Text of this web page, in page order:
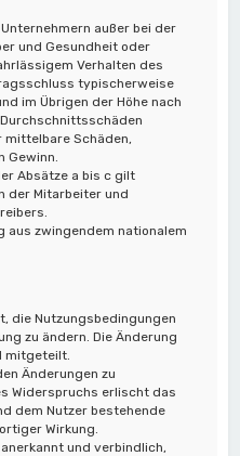
außer bei der
und Gesundheit oder
Verhalten des
typischerweise
im Übrigen der Höhe nach
mittelbare Schäden,
Gewinn.
Absätze a bis c gilt
der Mitarbeiter und
aus zwingendem nationalem
die Nutzungsbedingungen
zu ändern. Die Änderung
mitgeteilt.
Änderungen zu
Widerspruchs erlischt das
dem Nutzer bestehende
Wirkung.
und verbindlich,